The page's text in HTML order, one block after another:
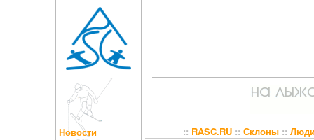
Новости
:: RASC.RU:: Склоны::